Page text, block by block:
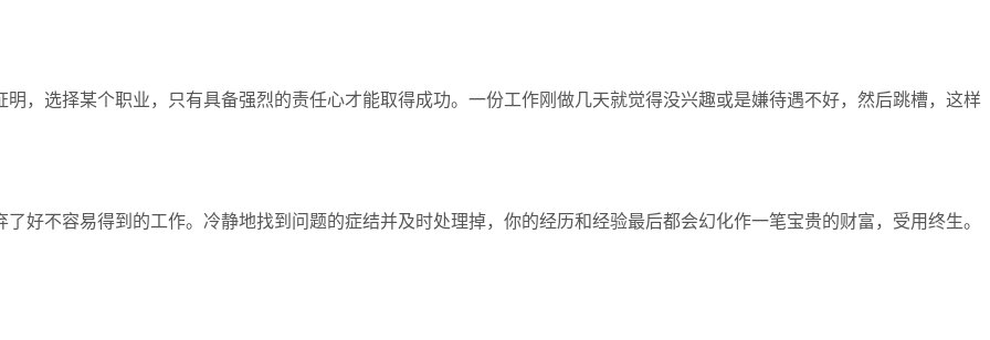
选择某个职业，只有具备强烈的责任心才能取得成功。一份工作刚做几天就觉得没兴趣或是嫌待遇不好，然后跳槽，这样
不容易得到的工作。冷静地找到问题的症结并及时处理掉，你的经历和经验最后都会幻化作一笔宝贵的财富，受用终生。